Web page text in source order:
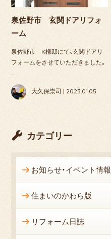
泉佐野市 玄関ドアリフォ
ーム
泉佐野市 K様邸にて、玄関ドアリ
フォームをさせていただきました。
大久保崇司 | 2023.01.05
カテゴリー
お知らせ・イベント情報
住まいのかわら版
リフォーム日誌